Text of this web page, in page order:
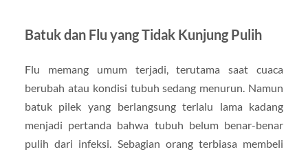
Batuk dan Flu yang Tidak Kunjung Pulih
Flu memang umum terjadi, terutama saat cuaca
berubah atau kondisi tubuh sedang menurun. Namun
batuk pilek yang berlangsung terlalu lama kadang
menjadi pertanda bahwa tubuh belum benar-benar
pulih dari infeksi. Sebagian orang terbiasa membeli